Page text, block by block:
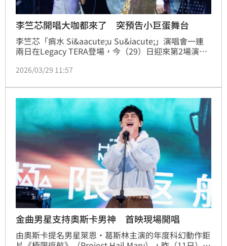
李竺芯開唱大咖都來了 突預告小巨蛋舞台
李竺芯「痟水 Si&aacute;u Su&iacute;」演唱會一連
兩日在Legacy TERA登場，今（29）日迎來第2場演
音樂總監、柏霖PoLin擔任嘉賓，更吸引王偉忠夫婦、
Amanda及涂善存到場朝聖，展現金曲歌后魅力。
2026/03/29 11:57
金曲男星支持奧斯卡男神 首映現場開唱
由奧斯卡提名男星萊恩·葛斯林主演的年度科幻動作鉅